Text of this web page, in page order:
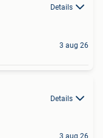
Details
3 aug 26
Details